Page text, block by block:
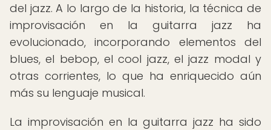
del jazz. A lo largo de la historia, la técnica de
improvisación en la guitarra jazz ha
evolucionado, incorporando elementos del
blues, el bebop, el cool jazz, el jazz modal y
otras corrientes, lo que ha enriquecido aún
más su lenguaje musical.
La improvisación en la guitarra jazz ha sido